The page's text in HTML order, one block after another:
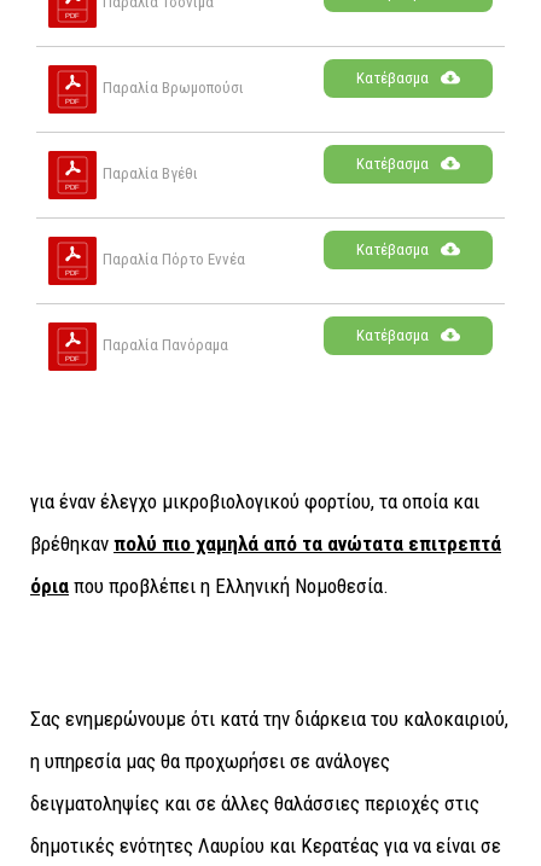
Παραλία Βρωμοπούσι
Κατέβασμα
Παραλία Βγέθι
Κατέβασμα
Παραλία Πόρτο Εννέα
Κατέβασμα
Παραλία Πανόραμα
Κατέβασμα
για έναν έλεγχο μικροβιολογικού φορτίου, τα οποία και
βρέθηκαν πολύ πιο χαμηλά από τα ανώτατα επιτρεπτά
όρια που προβλέπει η Ελληνική Νομοθεσία.
Σας ενημερώνουμε ότι κατά την διάρκεια του καλοκαιριού,
η υπηρεσία μας θα προχωρήσει σε ανάλογες
δειγματοληψίες και σε άλλες θαλάσσιες περιοχές στις
δημοτικές ενότητες Λαυρίου και Κερατέας για να είναι σε